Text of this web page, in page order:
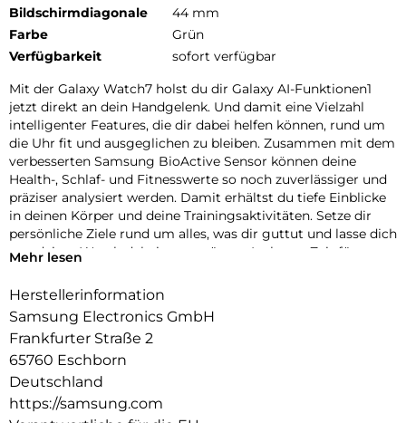
Bildschirmdiagonale
44 mm
Farbe
Grün
Verfügbarkeit
sofort verfügbar
Mit der Galaxy Watch7 holst du dir Galaxy AI-Funktionen1
jetzt direkt an dein Handgelenk. Und damit eine Vielzahl
intelligenter Features, die dir dabei helfen können, rund um
die Uhr fit und ausgeglichen zu bleiben. Zusammen mit dem
verbesserten Samsung BioActive Sensor können deine
Health-, Schlaf- und Fitnesswerte so noch zuverlässiger und
präziser analysiert werden. Damit erhältst du tiefe Einblicke
in deinen Körper und deine Trainingsaktivitäten. Setze dir
persönliche Ziele rund um alles, was dir guttut und lasse dich
von deiner Watch dabei unterstützen. Ist heute Zeit für
täglichen Energiewert, der erweiterten Schlafanalyse und
Funktionen ermittelt die Galaxy Watch7 für dich deine
Tagesform.
Obwohl die Galaxy Watch7 vollgepackt ist mit vielseitigen
Funktionen, liegt ihr Aluminium Gehäuse angenehm flach
und leicht an deinem Handgelenk. Zeitlos schön und
Mehr lesen
Herstellerinformation
Samsung Electronics GmbH
Frankfurter Straße 2
65760 Eschborn
Deutschland
https://samsung.com